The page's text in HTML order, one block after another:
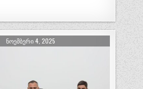
ᲜᲝᲔᲛᲑᲔᲠᲘ 4, 2025